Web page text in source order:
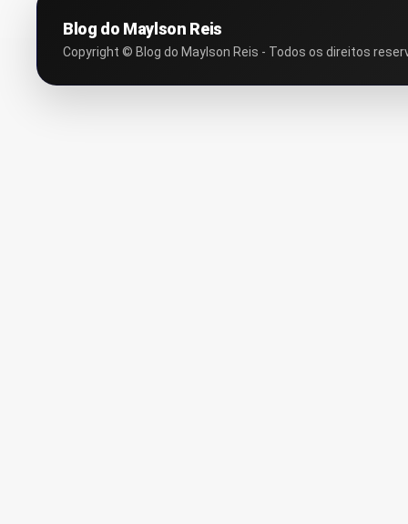
Blog do Maylson Reis
Copyright © Blog do Maylson Reis - Todos os direitos